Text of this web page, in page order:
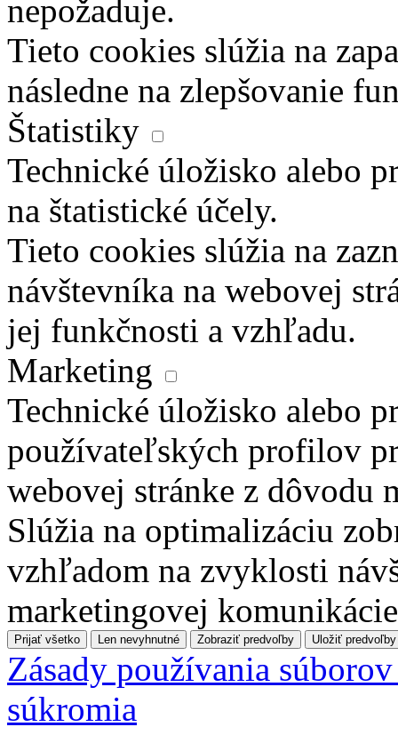
nepožaduje.
Tieto cookies slúžia na
následne na zlepšovanie
Štatistiky
Technické úložisko alebo
na štatistické účely.
Tieto cookies slúžia na
návštevníka na webovej
jej funkčnosti a vzhľadu.
Marketing
Technické úložisko alebo
používateľských profilov
webovej stránke z dôvodu
Slúžia na optimalizáciu
vzhľadom na zvyklosti
marketingovej
Prijať všetko Len nevyhnutné Zobraziť predvoľby Uložiť predvoľby
Zásady používania
súkromia